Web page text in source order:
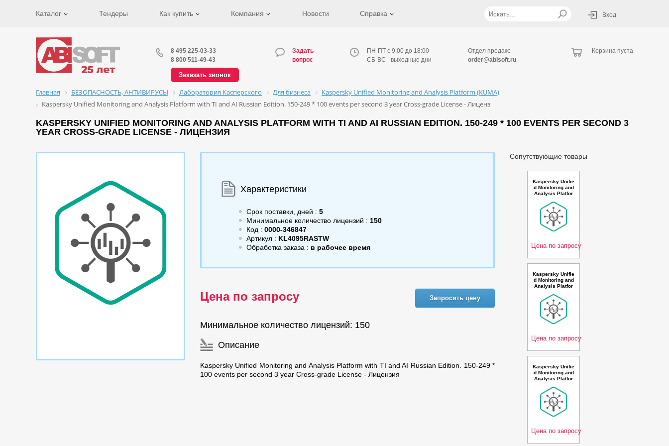
Каталог Тендеры Как купить Компания Новости Справка Вход
8 495 225-03-33
8 800 511-49-43
Заказать звонок
Задать
вопрос
ПН-ПТ с 9:00 до 18:00
СБ-ВС - выходные дни
Отдел продаж:
order@abisoft.ru
Корзина пуста
Главная БЕЗОПАСНОСТЬ, АНТИВИРУСЫ Лаборатория Касперского Для бизнеса
Kaspersky Unified Monitoring and Analysis Platform (KUMA)
Kaspersky Unified Monitoring and Analysis Platform with TI and AI Russian Edition. 150-249 * 100 events per second 3 year Cross-grade License - Лиценз
KASPERSKY UNIFIED MONITORING AND ANALYSIS PLATFORM WITH TI AND AI RUSSIAN EDITION. 150-249 * 100 EVENTS PER SECOND 3
YEAR CROSS-GRADE LICENSE - ЛИЦЕНЗИЯ
Характеристики
Срок поставки, дней : 5
Минимальное количество лицензий : 150
Код : 0000-346847
Артикул : KL4095RASTW
Обработка заказа : в рабочее время
Цена по запросу Запросить цену
Минимальное количество лицензий: 150
Описание
Kaspersky Unified Monitoring and Analysis Platform with TI and AI Russian Edition. 150-249 *
100 events per second 3 year Cross-grade License - Лицензия
Сопутствующие товары
Kaspersky Unifie
d Monitoring and
Analysis Platfor
upport Russian E
dition. 5000+ * 1
00 events per se
cond 2 year Bas
e Premium Licen
Цена по запросу
Kaspersky Unifie
d Monitoring and
Analysis Platfor
n Edition. 500-99
9 * 100 events p
er second 3 year
Cross-grade Lice
nse - Лицензия
Цена по запросу
Kaspersky Unifie
d Monitoring and
Analysis Platfor
Russian Edition.
50-99 * 100 even
ts per second 1
year Base Premi
um License - Ли
Цена по запросу